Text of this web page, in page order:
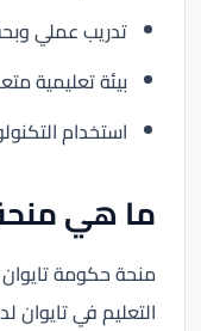
تدريب عملي
بيئة تعليمية
استخدام
ما هي
منحة حكومة
التعليم في تايوان